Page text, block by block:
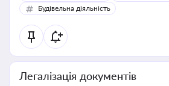
бухгалтера під час оподаткування,
державного майна, корпоративних
статусу суб'єктів оціночної діяльності
Будівельна діяльність
Легалізація документів